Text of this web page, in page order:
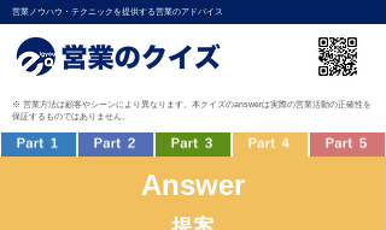
営業ノウハウ・テクニックを提供する営業のアドバイス
※ 営業方法は顧客やシーンにより異なります。本クイズのanswerは実際の営業活動の正確性を
保証するものではありません。
Answer